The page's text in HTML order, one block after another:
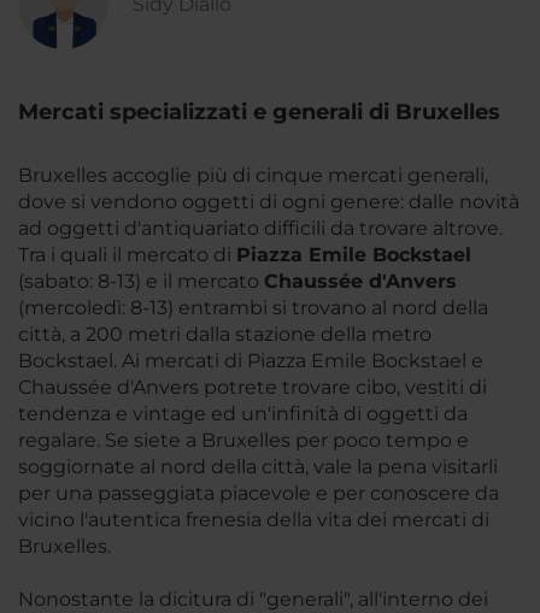
Mercati specializzati e generali di Bruxelles
Bruxelles accoglie più di cinque mercati generali,
dove si vendono oggetti di ogni genere: dalle novità
ad oggetti d'antiquariato difficili da trovare altrove.
Tra i quali il mercato di Piazza Emile Bockstael
(sabato: 8-13) e il mercato Chaussée d'Anvers
(mercoledì: 8-13) entrambi si trovano al nord della
città, a 200 metri dalla stazione della metro
Bockstael. Ai mercati di Piazza Emile Bockstael e
Chaussée d'Anvers potrete trovare cibo, vestiti di
tendenza e vintage ed un'infinità di oggetti da
regalare. Se siete a Bruxelles per poco tempo e
soggiornate al nord della città, vale la pena visitarli
per una passeggiata piacevole e per conoscere da
vicino l'autentica frenesia della vita dei mercati di
Bruxelles.
Nonostante la dicitura di "generali", all'interno dei